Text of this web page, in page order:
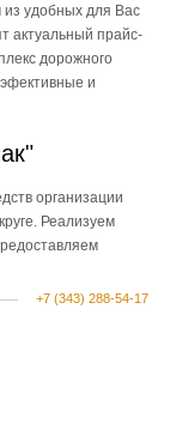
удобных для Вас
актуальный прайс-
дорожного
и
организации
Реализуем
+7 (343) 288-54-17